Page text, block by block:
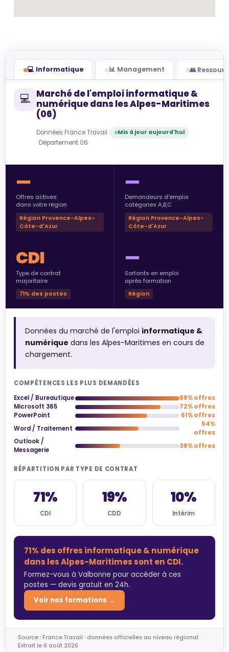
💻 Informatique 📊 Management 👥
💻 Marché de l'emploi informatique &
numérique dans les Alpes-Maritimes
(06)
Données France Travail · Mis à jour aujourd'hui
· Département 06
—
Offres actives
dans votre région
Région Provence-Alpes-
Côte-d'Azur
—
Demandeurs d'emploi
catégories A,B,C
Région Provence-Alpes-
Côte-d'Azur
CDI
Type de contrat
majoritaire
71% des postes
—
Sortants en emploi
après formation
Région
Données du marché de l'emploi informatique &
numérique dans les Alpes-Maritimes en cours de
chargement.
COMPÉTENCES LES PLUS DEMANDÉES
Excel / Bureautique
88% offres
Microsoft 365
72% offres
PowerPoint
61% offres
Word / Traitement
54%
offres
Outlook /
Messagerie
38% offres
RÉPARTITION PAR TYPE DE CONTRAT
71%
CDI
19%
CDD
10%
Intérim
71% des offres informatique & numérique
dans les Alpes-Maritimes sont en CDI.
Formez-vous à Valbonne pour accéder à ces
postes — devis gratuit en 24h.
Voir nos formations →
Source : France Travail · données officielles au niveau régional
Extrait le 6 août 2026